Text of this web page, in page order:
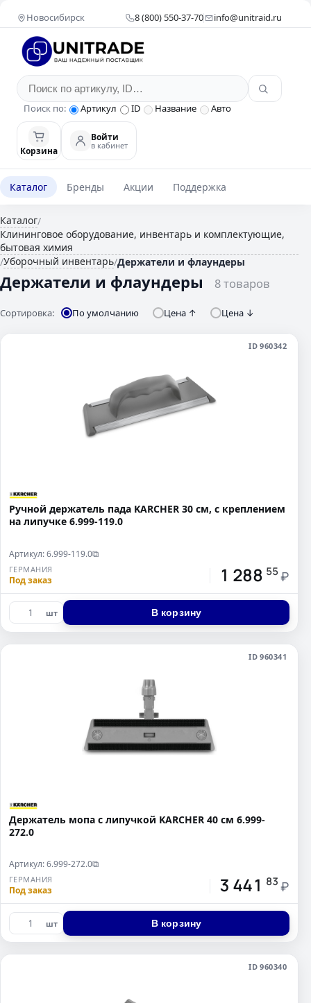
Новосибирск 8 (800) 550-37-70 info@unitraid.ru
Поиск по: Артикул ID Название Авто
Корзина
Войти
в кабинет
Каталог Бренды Акции Поддержка
Каталог/
Клининговое оборудование, инвентарь и комплектующие,
бытовая химия
/Уборочный инвентарь/Держатели и флаундеры
Держатели и флаундеры 8 товаров
Сортировка: По умолчанию Цена ↑ Цена ↓
ID 960342
Ручной держатель пада KARCHER 30 см, с креплением
на липучке 6.999-119.0
Артикул: 6.999-119.0⧉
ГЕРМАНИЯ
Под заказ 1 288 55 ₽
шт В корзину
ID 960341
Держатель мопа с липучкой KARCHER 40 см 6.999-
272.0
Артикул: 6.999-272.0⧉
ГЕРМАНИЯ
Под заказ 3 441 83 ₽
шт В корзину
ID 960340